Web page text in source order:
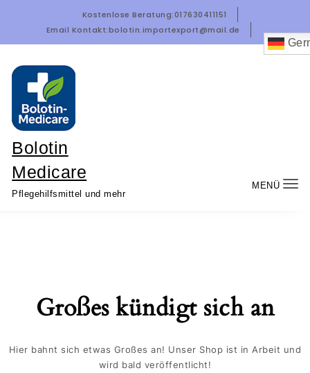
Kostenlose Beratung:017630411151
Email Kontakt:bolotin.importexport@mail.de
Bolotin
Medicare
Pflegehilfsmittel und mehr
MENÜ
Großes kündigt sich an
Hier bahnt sich etwas Großes an! Unser Shop ist in Arbeit und
wird bald veröffentlicht!